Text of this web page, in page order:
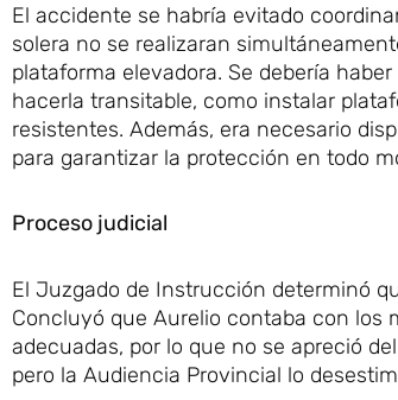
El accidente se habría evitado
solera no se realizaran
plataforma elevadora. Se debería
hacerla transitable, como instalar
resistentes. Además, era necesario
para garantizar la protección en todo
Proceso judicial
El Juzgado de Instrucción determinó
Concluyó que Aurelio contaba con los
adecuadas, por lo que no se apreció
pero la Audiencia Provincial lo